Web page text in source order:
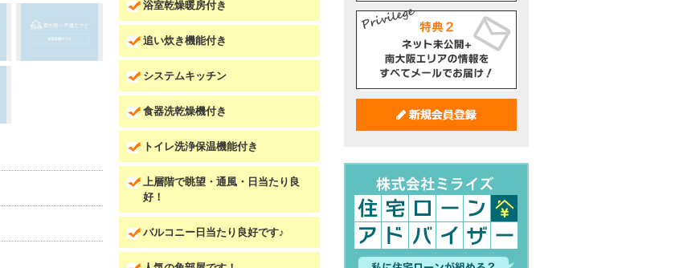
浴室乾燥暖房付き
追い炊き機能付き
システムキッチン
食器洗乾燥機付き
トイレ洗浄保温機能付き
上層階で眺望・通風・日当たり良
好！
バルコニー日当たり良好です♪